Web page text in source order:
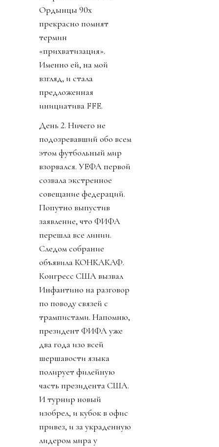
Ордынцы 90х
прекрасно помнят
термин
«прихватизация».
Именно ей, на мой
взгляд, и стала
предложенная
инициатива FFE.
День 2. Ничего не
подозревавший обо всем
этом футбольный мир
взорвался. УЕФА первой
созвала экстренное
совещание федераций.
Попутно выпустив
заявление, что ФИФА
перешла все линии.
Следом собрание
объявила КОНКАКАФ.
Конгресс США вызвал
Инфантино на разговор
по поводу связей с
трампистами. Напомню,
президент ФИФА уже
два года изо всей
шершавости языка
полирует филейную
часть президента США.
И турнир новый
изобрел, и кубок в офис
привез, и за украденную
лидером мира у